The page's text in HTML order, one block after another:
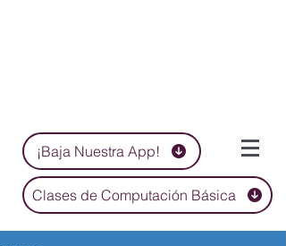
¡Baja Nuestra App!
Clases de Computación Básica